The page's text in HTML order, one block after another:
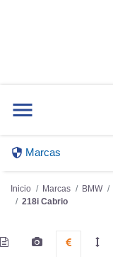
Marcas
Inicio Marcas BMW
218i Cabrio